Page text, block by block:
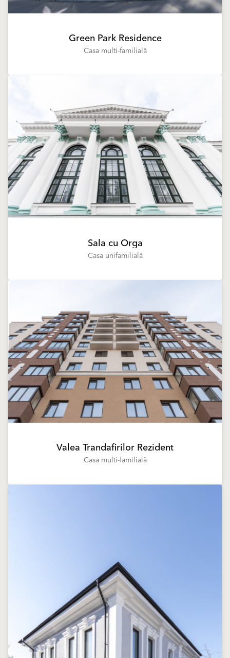
Green Park Residence
Casa multi-familială
Sala cu Orga
Casa unifamilială
Valea Trandafirilor Rezident
Casa multi-familială